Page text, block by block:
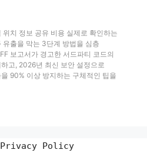
위치 정보 공유 비용 실제로 확인하는
유출을 막는 3단계 방법을 심층
보고서가 경고한 서드파티 코드의
고, 2026년 최신 보안 설정으로
90% 이상 방지하는 구체적인 팁을
Policy